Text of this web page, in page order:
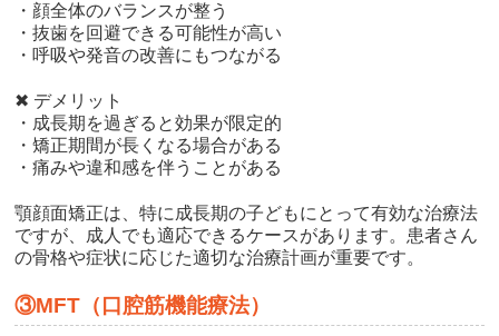
・顔全体のバランスが整う
・抜歯を回避できる可能性が高い
・呼吸や発音の改善にもつながる
✖ デメリット
・成長期を過ぎると効果が限定的
・矯正期間が長くなる場合がある
・痛みや違和感を伴うことがある
顎顔面矯正は、特に成長期の子どもにとって有効な治療法
ですが、成人でも適応できるケースがあります。患者さん
の骨格や症状に応じた適切な治療計画が重要です。
③MFT（口腔筋機能療法）